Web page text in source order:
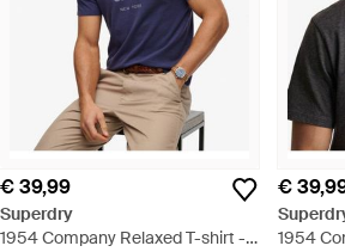
€ 39,99
Superdry
1954 Company Relaxed T-shirt -
€
1954